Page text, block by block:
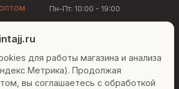
Пн-Пт: 10:00 - 19:00
защищены.
конфиденциальности
ПДн
Настройки cookies
для работы магазина и анализа
Метрика). Продолжая
вы соглашаетесь с обработкой
ваш персональный
Чем могу помочь?